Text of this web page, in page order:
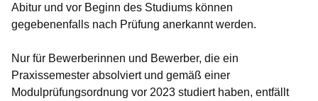
Abitur und vor Beginn des Studiums können
gegebenenfalls nach Prüfung anerkannt werden.
Nur für Bewerberinnen und Bewerber, die ein
Praxissemester absolviert und gemäß einer
Modulprüfungsordnung vor 2023 studiert haben, entfällt